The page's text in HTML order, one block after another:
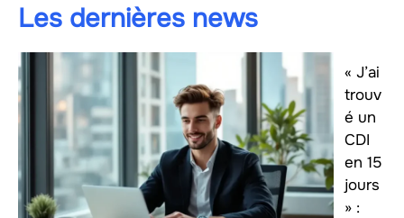
Les dernières news
« J’ai
trouv
é un
CDI
en 15
jours
» :